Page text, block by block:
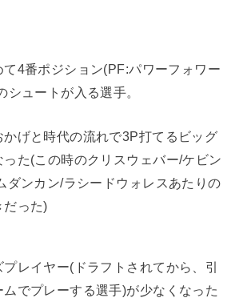
て4番ポジション(PF:パワーフォワー
シュートが入る選手。
かげと時代の流れで3P打てるビッグ
た(この時のクリスウェバー/ケビン
ダンカン/ラシードウォレスあたりの
だった)
プレイヤー(ドラフトされてから、引
でプレーする選手)が少なくなった